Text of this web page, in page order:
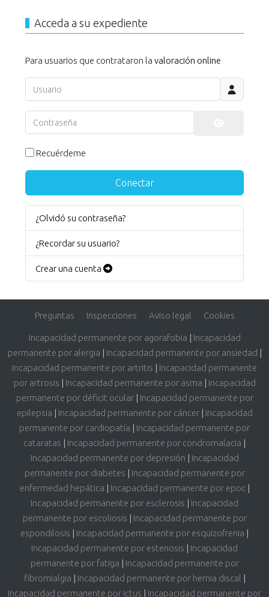
Acceda a su expediente
Para usuarios que contrataron la valoración online
Usuario
Contraseña
Recuérdeme
Conectar
¿Olvidó su contraseña?
¿Recordar su usuario?
Crear una cuenta
Preguntas Inspecciones Aviso legal Cookies
Incapacidad permanente por agorafobia | Incapacidad
permanente por alergia | Incapacidad permanente por ansiedad |
Incapacidad permanente por artritis | Incapacidad permanente
por artrosis | Incapacidad permanente por asma | Incapacidad
permanente por déficit ocular| Incapacidad permanente por
epilepsia | Incapacidad permanente por cáncer| Incapacidad
permanente por cardiopatía | Incapacidad permanente por
cataratas | Incapacidad permanente por condromalacia |
Incapacidad permanente por depresión | Incapacidad
permanente por diabetes | Incapacidad permanente por
enfermedad hepática | Incapacidad permanente por epoc|
Incapacidad permanente por esclerosis | Incapacidad
permanente por escoliosis | Incapacidad permanente por
espondilosis | Incapacidad permanente por esquizofrenia |
Incapacidad permanente por estenosis | Incapacidad
permanente por fatiga | Incapacidad permanente por
fibromialgia | Incapacidad permanente por hernia discal |
Incapacidad permanente por ictus | Incapacidad permanente por